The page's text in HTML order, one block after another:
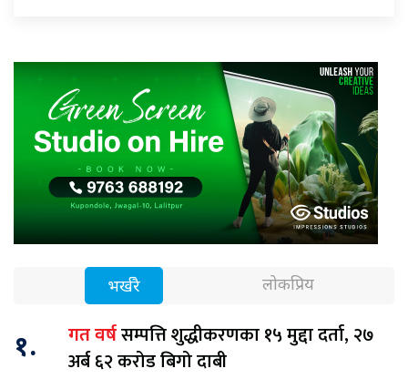
भर्खरै लोकप्रिय
१. गत वर्षसम्पत्ति शुद्धीकरणका १५ मुद्दा दर्ता, २७
अर्ब ६२ करोड बिगो दाबी